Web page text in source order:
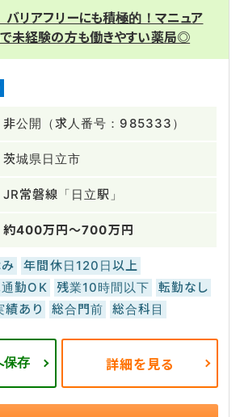
バリアフリーにも積極的！マニュア
未経験の方も働きやすい薬局◎
非公開（求人番号：985333）
茨城県日立市
JR常磐線「日立駅」
約400万円～700万円
年間休日120日以上
勤OK 残業10時間以下
転勤なし
績あり
総合門前 総合科目
保存 詳細を見る